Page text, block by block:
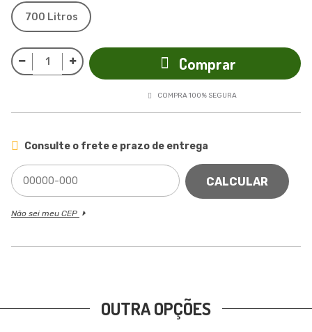
700 Litros
Comprar
COMPRA 100% SEGURA
Consulte o frete e prazo de entrega
CALCULAR
Não sei meu CEP
OUTRA OPÇÕES